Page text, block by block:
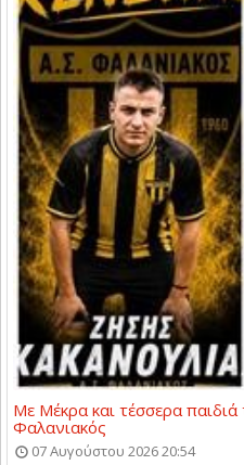
Με Μέκρα και τέσσερα παιδιά
Φαλανιακός
07 Αυγούστου 2026 20:54